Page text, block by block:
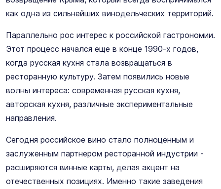
как одна из сильнейших винодельческих территорий.
Параллельно рос интерес к российской гастрономии.
Этот процесс начался еще в конце 1990-х годов,
когда русская кухня стала возвращаться в
ресторанную культуру. Затем появились новые
волны интереса: современная русская кухня,
авторская кухня, различные экспериментальные
направления.
Сегодня российское вино стало полноценным и
заслуженным партнером ресторанной индустрии -
расширяются винные карты, делая акцент на
отечественных позициях. Именно такие заведения